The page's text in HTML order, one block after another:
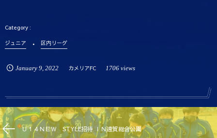
ジュニア 区内リーグ
January 9, 2022 カメリアFC 1706 views
Ｕ１４ＮＥＷ STYLE招待 ＩＮ遠賀総合公園